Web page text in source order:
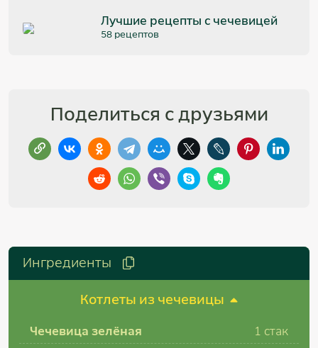
Лучшие рецепты с чечевицей
58 рецептов
Поделиться с друзьями
Ингредиенты
Котлеты из чечевицы
Чечевица зелёная 1 стак